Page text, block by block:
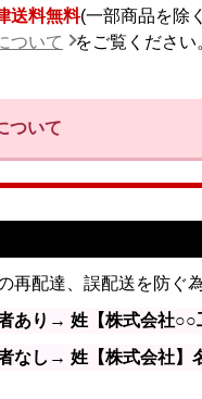
送料無料(一部商品を除
ついて をご覧ください
ついて
再配達、誤配送を防ぐ
あり→ 姓【株式会社○○
なし→ 姓【株式会社】